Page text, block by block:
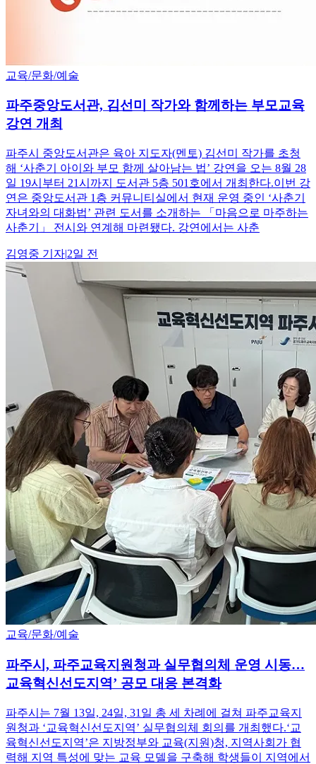
교육/문화/예술
파주중앙도서관, 김선미 작가와 함께하는 부모교육
강연 개최
파주시 중앙도서관은 육아 지도자(멘토) 김선미 작가를 초청
해 ‘사춘기 아이와 부모 함께 살아남는 법’ 강연을 오는 8월 28
일 19시부터 21시까지 도서관 5층 501호에서 개최한다.이번 강
연은 중앙도서관 1층 커뮤니티실에서 현재 운영 중인 ‘사춘기
자녀와의 대화법’ 관련 도서를 소개하는 「마음으로 마주하는
사춘기」 전시와 연계해 마련됐다. 강연에서는 사춘
김영중 기자|2일 전
교육/문화/예술
파주시, 파주교육지원청과 실무협의체 운영 시동…
교육혁신선도지역’ 공모 대응 본격화
파주시는 7월 13일, 24일, 31일 총 세 차례에 걸쳐 파주교육지
원청과 ‘교육혁신선도지역’ 실무협의체 회의를 개최했다.‘교
육혁신선도지역’은 지방정부와 교육(지원)청, 지역사회가 협
력해 지역 특성에 맞는 교육 모델을 구축해 학생들이 지역에서